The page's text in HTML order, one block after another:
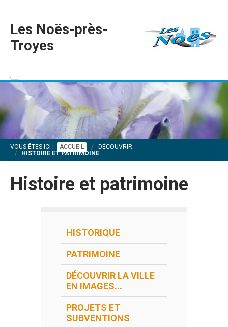
Les Noës-près-
Troyes
VOUS ÊTES ICI : ACCUEIL
DÉCOUVRIR
HISTOIRE ET PATRIMOINE
Histoire et patrimoine
HISTORIQUE
PATRIMOINE
DÉCOUVRIR LA VILLE
EN IMAGES...
PROJETS ET
SUBVENTIONS